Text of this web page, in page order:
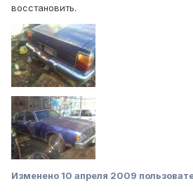
восстановить.
Изменено 10 апреля 2009